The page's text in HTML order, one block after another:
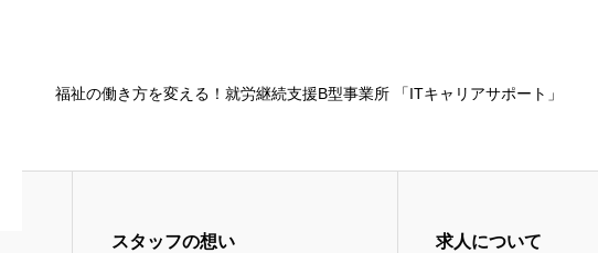
福祉の働き方を変える！就労継続支援B型事業所 「ITキャリアサポート」
スタッフの想い 求人について